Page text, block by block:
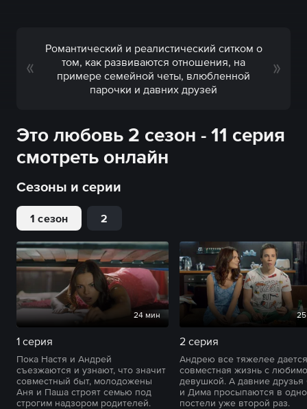
Романтический и реалистический ситком о
том, как развиваются отношения, на
примере семейной четы, влюбленной
парочки и давних друзей
Это любовь 2 сезон - 11 серия
смотреть онлайн
Сезоны и серии
1 сезон 2
24 мин
1 серия
Пока Настя и Андрей
съезжаются и узнают, что значит
совместный быт, молодожены
Аня и Паша строят семью под
строгим надзором родителей.
2 серия
Андрею все тяжелее дается
совместная жизнь с
девушкой. А давние
и Дима просыпаются в
постели уже второй раз.